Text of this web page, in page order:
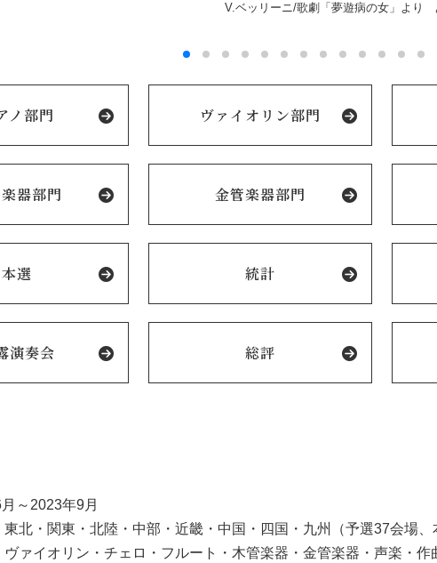
V.ベッリーニ/歌劇「夢遊病の女」より
ノ部門 ヴァイオリン部門
器部門 金管楽器部門
本選 統計
演奏会 総評
月～2023年9月
北・関東・北陸・中部・近畿・中国・四国・九州（予選37会場、
ヴァイオリン・チェロ・フルート・木管楽器・金管楽器・声楽・作